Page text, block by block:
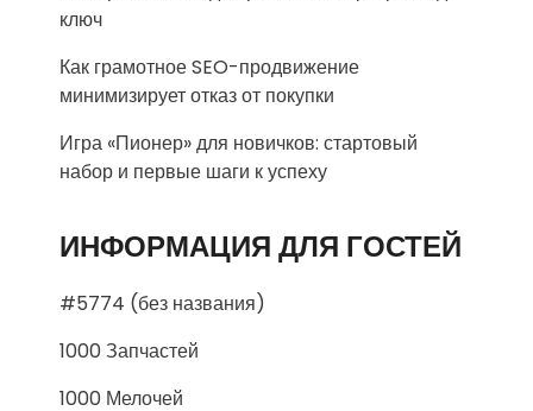
ключ
Как грамотное SEO-продвижение
минимизирует отказ от покупки
Игра «Пионер» для новичков: стартовый
набор и первые шаги к успеху
ИНФОРМАЦИЯ ДЛЯ ГОСТЕЙ
#5774 (без названия)
1000 Запчастей
1000 Мелочей